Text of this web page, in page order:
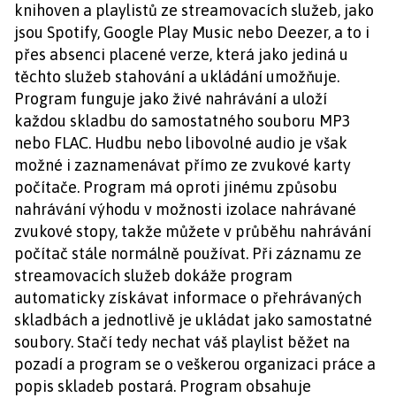
knihoven a playlistů ze streamovacích služeb, jako
jsou Spotify, Google Play Music nebo Deezer, a to i
přes absenci placené verze, která jako jediná u
těchto služeb stahování a ukládání umožňuje.
Program funguje jako živé nahrávání a uloží
každou skladbu do samostatného souboru MP3
nebo FLAC. Hudbu nebo libovolné audio je však
možné i zaznamenávat přímo ze zvukové karty
počítače. Program má oproti jinému způsobu
nahrávání výhodu v možnosti izolace nahrávané
zvukové stopy, takže můžete v průběhu nahrávání
počítač stále normálně používat. Při záznamu ze
streamovacích služeb dokáže program
automaticky získávat informace o přehrávaných
skladbách a jednotlivě je ukládat jako samostatné
soubory. Stačí tedy nechat váš playlist běžet na
pozadí a program se o veškerou organizaci práce a
popis skladeb postará. Program obsahuje